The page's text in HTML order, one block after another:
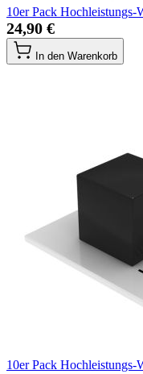
10er Pack
24,90 €
In den Warenkorb
10er Pack